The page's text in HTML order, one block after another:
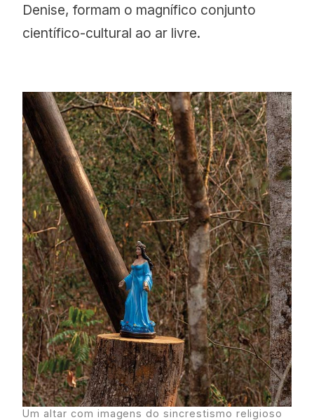
Denise, formam o magnífico conjunto
científico-cultural ao ar livre.
Um altar com imagens do sincrestismo religioso